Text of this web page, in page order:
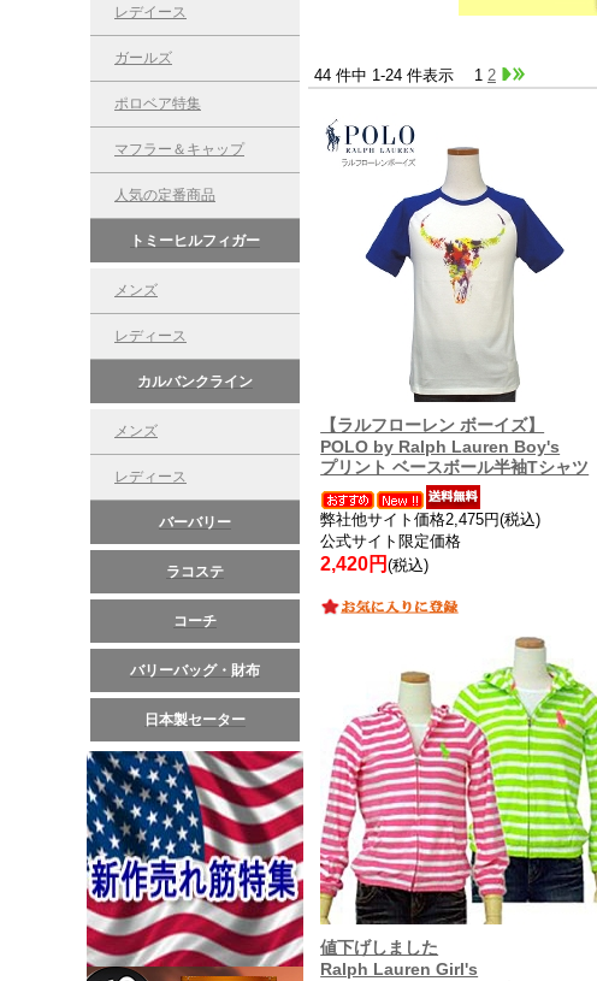
レデイース
ガールズ
ポロベア特集
マフラー＆キャップ
人気の定番商品
トミーヒルフィガー
メンズ
レディース
カルバンクライン
メンズ
レディース
バーバリー
ラコステ
コーチ
バリーバッグ・財布
日本製セーター
44 件中 1-24 件表示 1 2
【ラルフローレン ボーイズ】
POLO by Ralph Lauren Boy's
プリント ベースボール半袖Tシャツ
弊社他サイト価格2,475円(税込)
公式サイト限定価格
2,420円(税込)
値下げしました
Ralph Lauren Girl's